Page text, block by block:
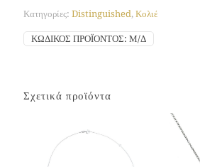
Κατηγορίες: Distinguished,Κολιέ
ΚΩΔΙΚΌΣ ΠΡΟΪΌΝΤΟΣ: Μ/Δ
Σχετικά προϊόντα